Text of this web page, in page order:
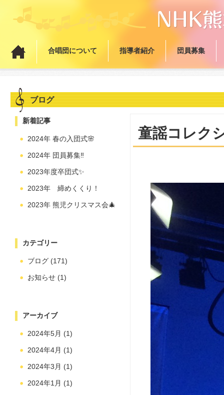
合唱団について 指導者紹介 団員募集
ブログ
童謡コレク
新着記事
2024年 春の入団式🌸
2024年 団員募集‼️
2023年度卒団式✨
2023年 締めくくり！
2023年 熊児クリスマス会🎄
カテゴリー
ブログ (171)
お知らせ (1)
アーカイブ
2024年5月 (1)
2024年4月 (1)
2024年3月 (1)
2024年1月 (1)